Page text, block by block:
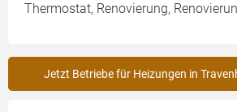
Thermostat, Renovierung,
Jetzt Betriebe für Heizungen in